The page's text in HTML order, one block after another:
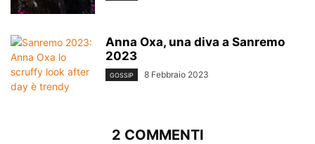
Anna Oxa, una diva a Sanremo
2023
GOSSIP 8 Febbraio 2023
2 COMMENTI